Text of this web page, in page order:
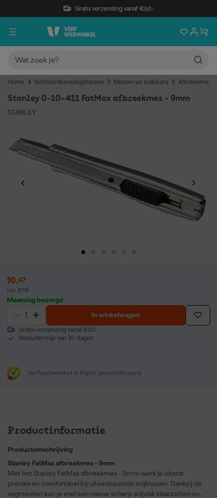
Gratis verzending vanaf €50,-
Home Schildersbenodigdheden Messen en krabbers
Stanley 0-10-411 FatMax afbreekmes - 9mm
STANLEY
10,47
incl. BTW
Maandag bezorgd
In winkelwagen
Gratis verzending vanaf €50,-
Retourtermijn van 30 dagen
Verfwebwinkel is Kiyoh gecertificeerd
Productinformatie
Productomschrijving
Stanley FatMax afbreekmes - 9mm
Met het Stanley FatMax afbreekmes - 9mm werk je uiterst
precies en comfortabel bij uiteenlopende snijklussen. Dankzij de
segmenten kun je snel een nieuw, scherp snijvlak klaarzetten voor